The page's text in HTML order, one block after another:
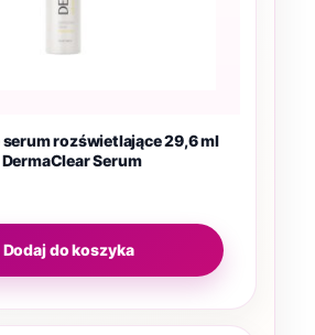
rozświetlające 29,6 ml
Serum
Dodaj do koszyka